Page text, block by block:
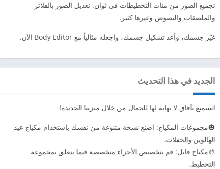
تجميع الصور من مئات التخطيطات في ثوان. تعديل الصور بالفلاتر
والملصقات والنصوص وغيرها كثير.
غيّر جسمك، وأعد تشكيل جسمك، واجعله مثالياً مع Body Editor الآن.
الجديد في هذا التحديث
استمتع بآفاق لا نهاية لها للجمال من خلال ميزتنا الجديدة!
🎃مجموعات المكياج: اصنع نسخة متنوعة من نفسك باستخدام مكياج عيد
الهالوين والحفلات.
🎨مكياج قابل: قم بتخصيص الأجزاء متخصصة فيما يتعلق بمجموعة
التخطيط.